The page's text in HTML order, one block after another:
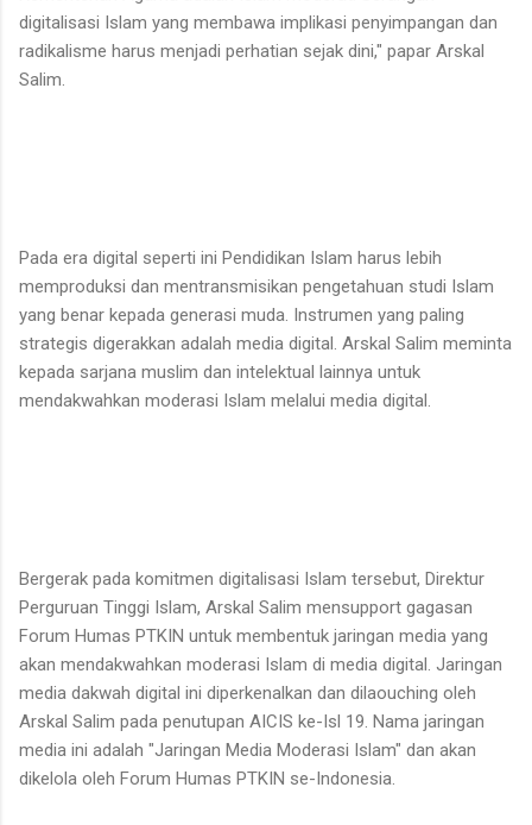
digitalisasi Islam yang membawa implikasi penyimpangan dan
radikalisme harus menjadi perhatian sejak dini," papar Arskal
Salim.
Pada era digital seperti ini Pendidikan Islam harus lebih
memproduksi dan mentransmisikan pengetahuan studi Islam
yang benar kepada generasi muda. Instrumen yang paling
strategis digerakkan adalah media digital. Arskal Salim meminta
kepada sarjana muslim dan intelektual lainnya untuk
mendakwahkan moderasi Islam melalui media digital.
Bergerak pada komitmen digitalisasi Islam tersebut, Direktur
Perguruan Tinggi Islam, Arskal Salim mensupport gagasan
Forum Humas PTKIN untuk membentuk jaringan media yang
akan mendakwahkan moderasi Islam di media digital. Jaringan
media dakwah digital ini diperkenalkan dan dilaouching oleh
Arskal Salim pada penutupan AICIS ke-Isl 19. Nama jaringan
media ini adalah "Jaringan Media Moderasi Islam" dan akan
dikelola oleh Forum Humas PTKIN se-Indonesia.